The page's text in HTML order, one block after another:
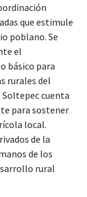
que estimule
poblano. Se
el
básico para
rurales del
cuenta
para sostener
local.
de la
de los
rural